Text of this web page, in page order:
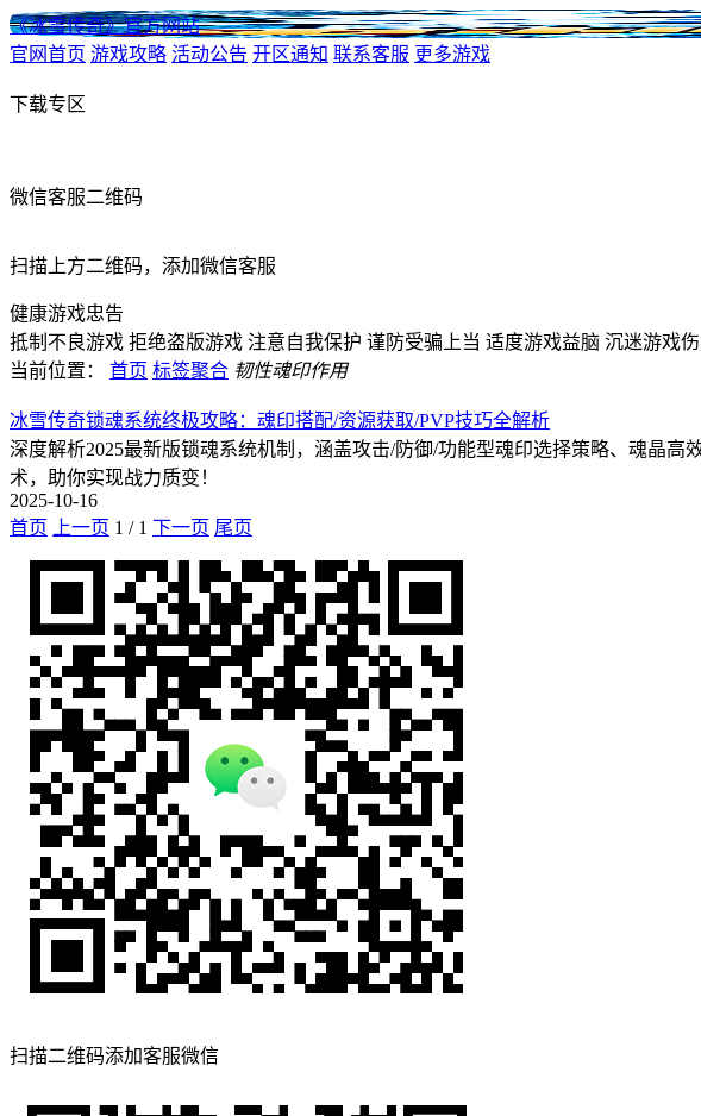
《冰雪传奇》官方网站
官网首页 游戏攻略 活动公告 开区通知 联系客服 更多游戏
下载专区
微信客服二维码
扫描上方二维码，添加微信客服
健康游戏忠告
抵制不良游戏 拒绝盗版游戏 注意自我保护 谨防受骗上当 适度游戏益脑 沉迷游戏
当前位置：
首页 标签聚合 韧性魂印作用
冰雪传奇锁魂系统终极攻略：魂印搭配/资源获取/PVP技巧全解析
深度解析2025最新版锁魂系统机制，涵盖攻击/防御/功能型魂印选择策略、魂晶
术，助你实现战力质变！
2025-10-16
首页
上一页 1 / 1 下一页 尾页
扫描二维码添加客服微信